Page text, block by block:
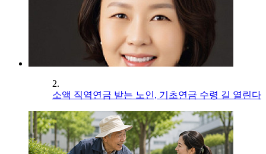
2.
소액 직역연금 받는 노인, 기초연금 수령 길 열린다